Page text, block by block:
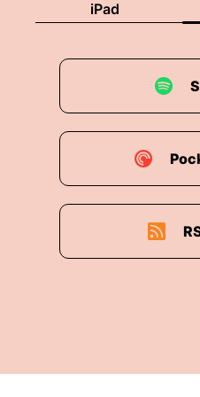
00:01:07: Sie nennen is
00:01:14: sie sagen ich
00:01:20: gerade ist
Zeitpunkt.
00:01:23: ja und
vergeht zeit vielzeit
iPad